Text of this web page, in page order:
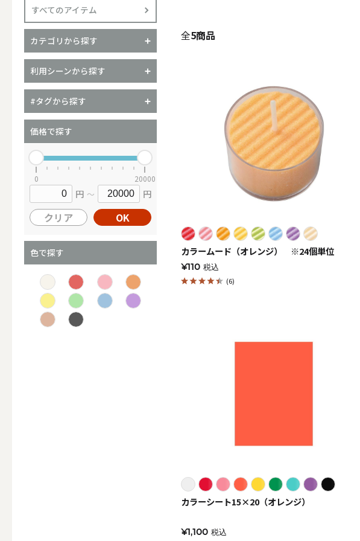
ALL
カップキャンドル
テーパーキャンドル
キャンドル・ホルダーセット
すべてのアイテム
カテゴリから探す
利用シーンから探す
#タグから探す
価格で探す
0 20000
円 ～ 円
クリア OK
色で探す
全5商品
カラームード（オレンジ） ※24個単位
¥110 税込
(6)
カラーシート15×20（オレンジ）
¥1,100 税込